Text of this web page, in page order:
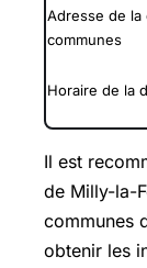
Adresse de la
communes
Horaire de la
Il est
de Milly-la-
communes
obtenir les